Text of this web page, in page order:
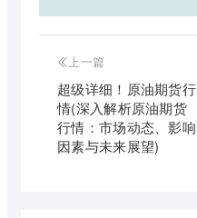
上一篇
超级详细！原油期货行
情(深入解析原油期货
行情：市场动态、影响
因素与未来展望)